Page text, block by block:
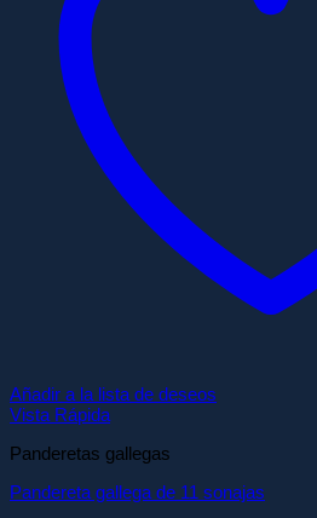
Añadir a la lista de deseos
Vista Rápida
Panderetas gallegas
Pandereta gallega de 11 sonajas